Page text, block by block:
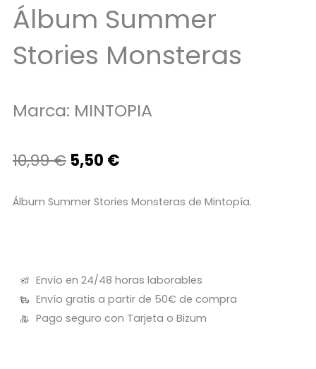
Álbum Summer
Stories Monsteras
Marca: MINTOPIA
10,99€ El
10,99 €.
5,50 €El
5,50 €.
Álbum Summer Stories Monsteras de Mintopía.
Envío en 24/48 horas laborables
Envío gratis a partir de 50€ de compra
Pago seguro con Tarjeta o Bizum